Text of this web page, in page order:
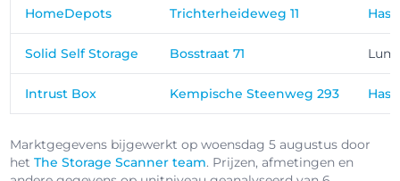
HomeDepots Trichterheideweg 11
Solid Self Storage Bosstraat 71
Intrust Box Kempische Steenweg 293
Marktgegevens bijgewerkt op woensdag 5 augustus door
hetThe Storage Scanner team. Prijzen, afmetingen en